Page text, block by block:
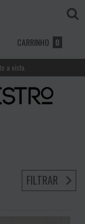
CARRINHO 0
a vista.
FILTRAR